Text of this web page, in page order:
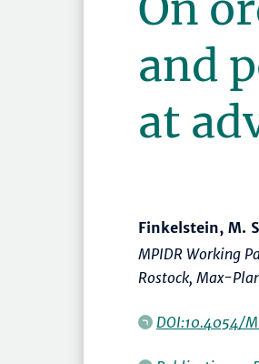
and
at
Finkelstein, M.
MPIDR Working
Rostock, Max-
DOI:10.4054/